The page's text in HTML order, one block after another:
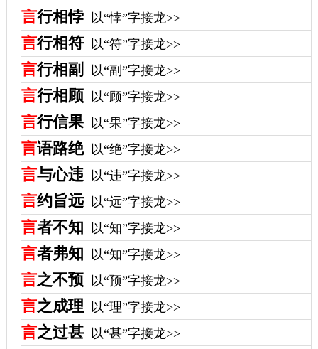
言行相悖 以“悖”字接龙>>
言行相符 以“符”字接龙>>
言行相副 以“副”字接龙>>
言行相顾 以“顾”字接龙>>
言行信果 以“果”字接龙>>
言语路绝 以“绝”字接龙>>
言与心违 以“违”字接龙>>
言约旨远 以“远”字接龙>>
言者不知 以“知”字接龙>>
言者弗知 以“知”字接龙>>
言之不预 以“预”字接龙>>
言之成理 以“理”字接龙>>
言之过甚 以“甚”字接龙>>